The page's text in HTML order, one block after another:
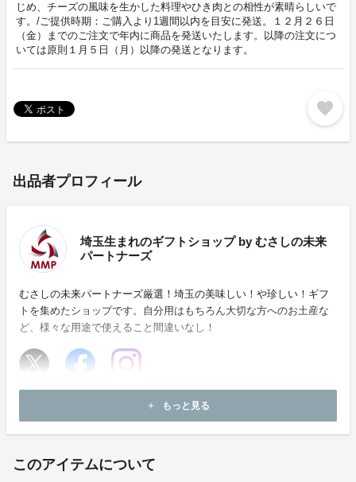
じめ、チーズの風味を生かした料理やひき肉との相性が素晴らしいで
す。/ご提供時期：ご購入より1週間以内を目安に発送。１２月２６日
（金）までのご注文で年内に商品を発送いたします。以降の注文につ
いては原則１月５日（月）以降の発送となります。
favorite
出品者プロフィール
埼玉生まれのギフトショップ by むさしの未来
パートナーズ
むさしの未来パートナーズ厳選！埼玉の美味しい！や珍しい！ギフ
トを集めたショップです。自分用はもちろん大切な方へのお土産な
ど、様々な用途で使えること間違いなし！
add もっと見る
このアイテムについて